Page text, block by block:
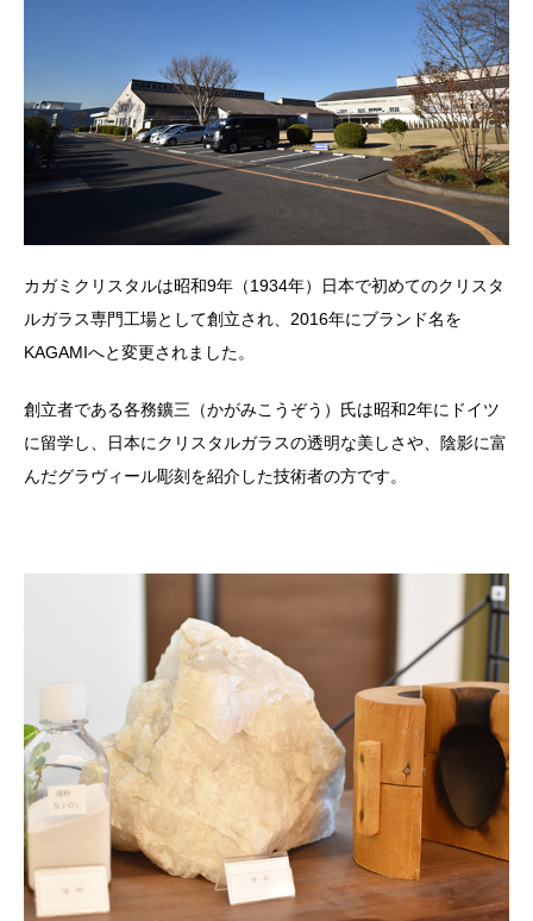
カガミクリスタルは昭和9年（1934年）日本で初めてのクリスタ
ルガラス専門工場として創立され、2016年にブランド名を
KAGAMIへと変更されました。
創立者である各務鑛三（かがみこうぞう）氏は昭和2年にドイツ
に留学し、日本にクリスタルガラスの透明な美しさや、陰影に富
んだグラヴィール彫刻を紹介した技術者の方です。